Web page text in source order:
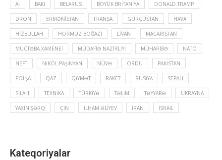
Aİ BAKI BELARUS BÖYÜK BRITANIYA DONALD TRAMP
DRON ERMƏNISTAN FRANSA GÜRCÜSTAN HAVA
HIZBULLAH HÖRMÜZ BOĞAZI LIVAN MACARISTAN
MÜCTƏBA XAMENEI MÜDAFIƏ NAZIRLIYI MÜHARIBƏ NATO
NEFT NIKOL PAŞINYAN NÜVƏ ORDU PAKISTAN
POLŞA QAZ QIYMƏT RAKET RUSIYA SEPAH
SILAH TEXNIKA TÜRKIYƏ TƏLIM TƏYYARƏ UKRAYNA
YAXIN ŞƏRQ ÇIN İLHAM ƏLIYEV İRAN İSRAIL
Kateqoriyalar